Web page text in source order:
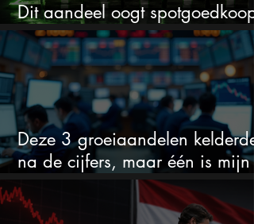
Dit aandeel oogt spotgoedkoop
voor hoeveel het kan stijgen
Deze 3 groeiaandelen
na de cijfers, maar één is mijn
duidelijke favoriet